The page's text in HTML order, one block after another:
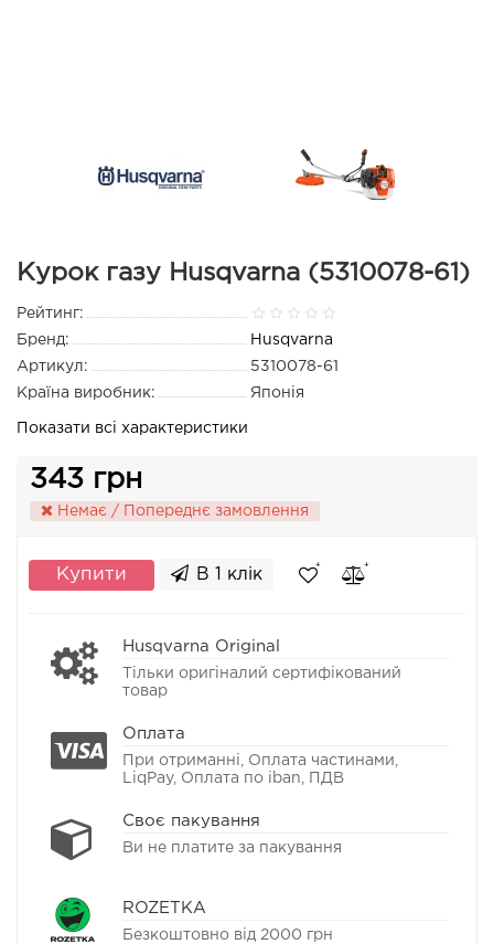
Курок газу Husqvarna (5310078-61)
Рейтинг:
Бренд:
Husqvarna
Артикул:
5310078-61
Країна виробник:
Японія
Показати всі характеристики
343 грн
Немає / Попереднє замовлення
Купити В 1 клік
Husqvarna Original
Тільки оригіналий сертифікований
товар
Оплата
При отриманні, Оплата частинами,
LiqPay, Оплата по iban, ПДВ
Своє пакування
Ви не платите за пакування
ROZETKA
Безкоштовно від 2000 грн